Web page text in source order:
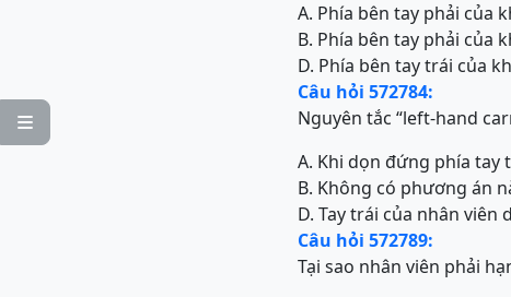

A. Phía bên tay phải của
B. Phía bên tay phải của
D. Phía bên tay trái của
Câu hỏi 572784:
Nguyên tắc “left-hand
A. Khi dọn đứng phía tay
B. Không có phương án
D. Tay trái của nhân
Câu hỏi 572789:
Tại sao nhân viên phải